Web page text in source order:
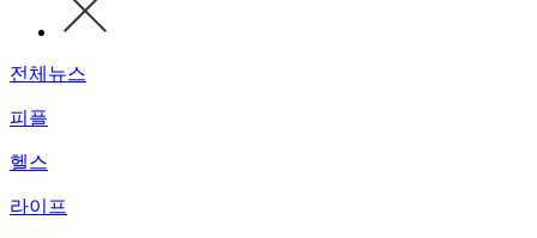
전체뉴스
피플
헬스
라이프